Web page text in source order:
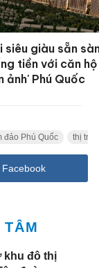
siêu giàu sẵn
tiền với căn
ảnh' Phú Quốc
đảo Phú Quốc thị
Facebook
khu đô thị